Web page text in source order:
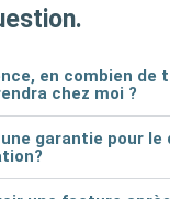
en combien de
chez moi ?
garantie pour le